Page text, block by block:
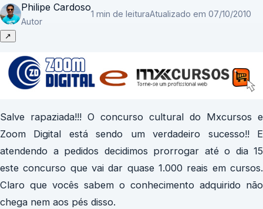
Philipe Cardoso
Autor
1 min de leituraAtualizado em 07/10/2010
↗
Salve rapaziada!!! O concurso cultural do Mxcursos e
Zoom Digital está sendo um verdadeiro sucesso!! E
atendendo a pedidos decidimos prorrogar até o dia 15
este concurso que vai dar quase 1.000 reais em cursos.
Claro que vocês sabem o conhecimento adquirido não
chega nem aos pés disso.